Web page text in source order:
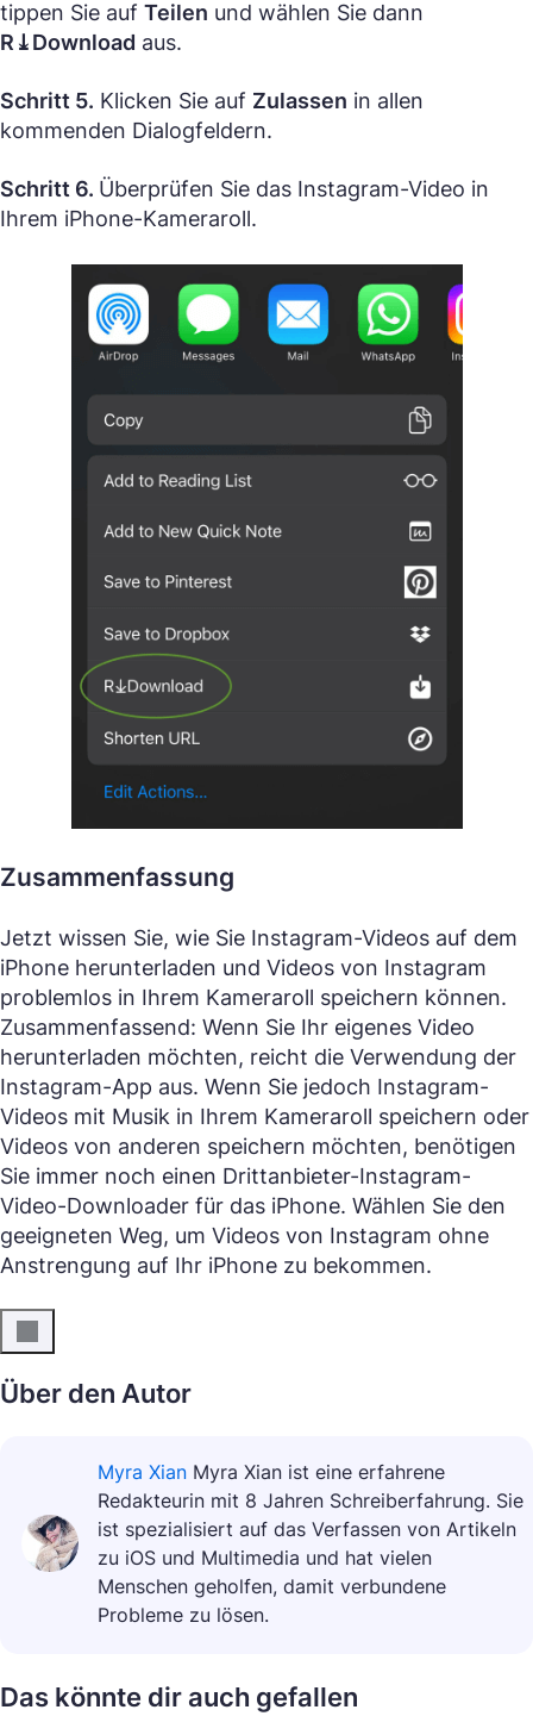
tippen Sie auf Teilen und wählen Sie dann
R⤓Download aus.
Schritt 5. Klicken Sie auf Zulassen in allen
kommenden Dialogfeldern.
Schritt 6. Überprüfen Sie das Instagram-Video in
Ihrem iPhone-Kameraroll.
Zusammenfassung
Jetzt wissen Sie, wie Sie Instagram-Videos auf dem
iPhone herunterladen und Videos von Instagram
problemlos in Ihrem Kameraroll speichern können.
Zusammenfassend: Wenn Sie Ihr eigenes Video
herunterladen möchten, reicht die Verwendung der
Instagram-App aus. Wenn Sie jedoch Instagram-
Videos mit Musik in Ihrem Kameraroll speichern oder
Videos von anderen speichern möchten, benötigen
Sie immer noch einen Drittanbieter-Instagram-
Video-Downloader für das iPhone. Wählen Sie den
geeigneten Weg, um Videos von Instagram ohne
Anstrengung auf Ihr iPhone zu bekommen.
Über den Autor
Myra Xian Myra Xian ist eine erfahrene
Redakteurin mit 8 Jahren Schreiberfahrung. Sie
ist spezialisiert auf das Verfassen von Artikeln
zu iOS und Multimedia und hat vielen
Menschen geholfen, damit verbundene
Probleme zu lösen.
Das könnte dir auch gefallen